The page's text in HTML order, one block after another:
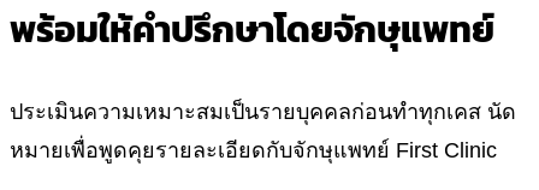
พร้อมให้คำปรึกษาโดยจักษุแพทย์
ประเมินความเหมาะสมเป็นรายบุคคลก่อนทำทุกเคส นัด
หมายเพื่อพูดคุยรายละเอียดกับจักษุแพทย์ First Clinic